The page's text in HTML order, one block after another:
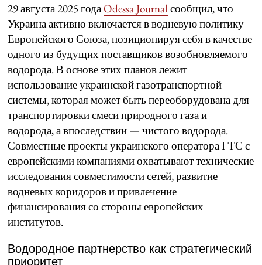
29 августа 2025 годаOdessa Journal сообщил, что
Украина активно включается в водневую политику
Европейского Союза, позиционируя себя в качестве
одного из будущих поставщиков возобновляемого
водорода. В основе этих планов лежит
использование украинской газотранспортной
системы, которая может быть переоборудована для
транспортировки смеси природного газа и
водорода, а впоследствии — чистого водорода.
Совместные проекты украинского оператора ГТС с
европейскими компаниями охватывают технические
исследования совместимости сетей, развитие
водневых коридоров и привлечение
финансирования со стороны европейских
институтов.
Водородное партнерство как стратегический
приоритет